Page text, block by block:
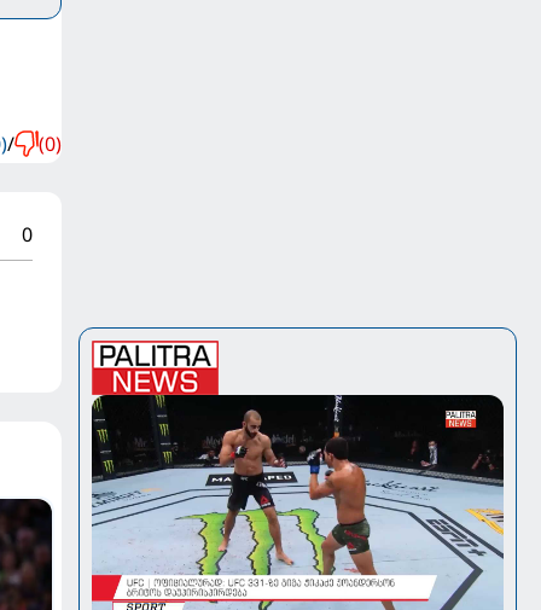
/ (0)
0